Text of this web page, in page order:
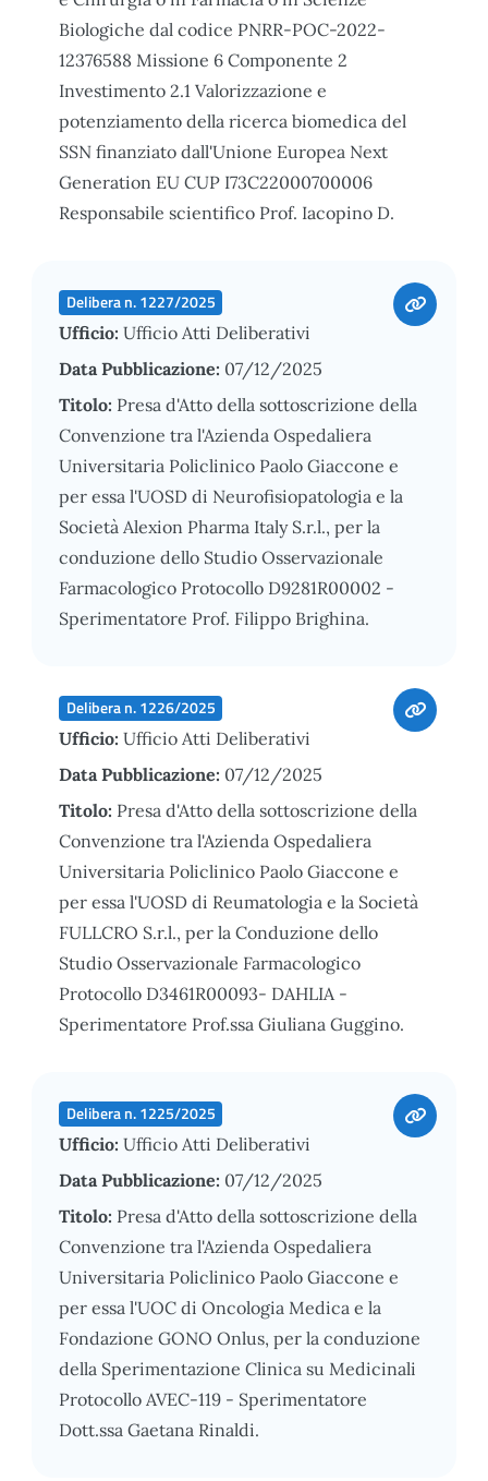
Biologiche dal codice PNRR-POC-2022-
12376588 Missione 6 Componente 2
Investimento 2.1 Valorizzazione e
potenziamento della ricerca biomedica del
SSN finanziato dall'Unione Europea Next
Generation EU CUP I73C22000700006
Responsabile scientifico Prof. Iacopino D.
Delibera n. 1227/2025
Ufficio: Ufficio Atti Deliberativi
Data Pubblicazione: 07/12/2025
Titolo: Presa d'Atto della sottoscrizione della
Convenzione tra l'Azienda Ospedaliera
Universitaria Policlinico Paolo Giaccone e
per essa l'UOSD di Neurofisiopatologia e la
Società Alexion Pharma Italy S.r.l., per la
conduzione dello Studio Osservazionale
Farmacologico Protocollo D9281R00002 -
Sperimentatore Prof. Filippo Brighina.
Delibera n. 1226/2025
Ufficio: Ufficio Atti Deliberativi
Data Pubblicazione: 07/12/2025
Titolo: Presa d'Atto della sottoscrizione della
Convenzione tra l'Azienda Ospedaliera
Universitaria Policlinico Paolo Giaccone e
per essa l'UOSD di Reumatologia e la Società
FULLCRO S.r.l., per la Conduzione dello
Studio Osservazionale Farmacologico
Protocollo D3461R00093- DAHLIA -
Sperimentatore Prof.ssa Giuliana Guggino.
Delibera n. 1225/2025
Ufficio: Ufficio Atti Deliberativi
Data Pubblicazione: 07/12/2025
Titolo: Presa d'Atto della sottoscrizione della
Convenzione tra l'Azienda Ospedaliera
Universitaria Policlinico Paolo Giaccone e
per essa l'UOC di Oncologia Medica e la
Fondazione GONO Onlus, per la conduzione
della Sperimentazione Clinica su Medicinali
Protocollo AVEC-119 - Sperimentatore
Dott.ssa Gaetana Rinaldi.